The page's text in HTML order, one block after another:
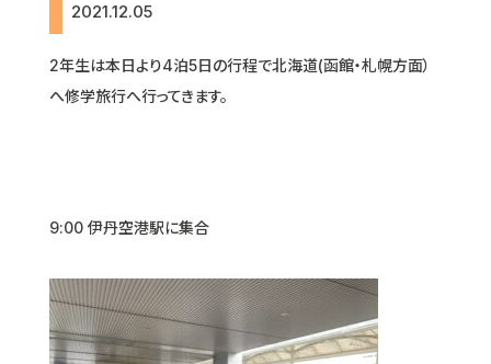
2021.12.05
2年生は本日より4泊5日の行程で北海道(函館・札幌方面）
へ修学旅行へ行ってきます。
9:00 伊丹空港駅に集合